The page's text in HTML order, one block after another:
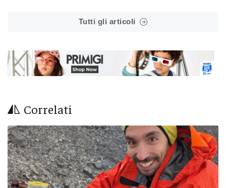
Tutti gli articoli
Correlati